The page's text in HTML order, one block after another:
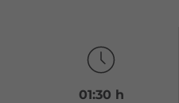
01:30 h